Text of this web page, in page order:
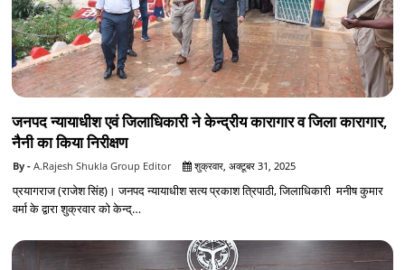
जनपद न्यायाधीश एवं जिलाधिकारी ने केन्द्रीय कारागार व जिला कारागार,
नैनी का किया निरीक्षण
A.Rajesh Shukla Group Editor शुक्रवार, अक्टूबर 31, 2025
प्रयागराज (राजेश सिंह)। जनपद न्यायाधीश सत्य प्रकाश त्रिपाठी, जिलाधिकारी मनीष कुमार
वर्मा के द्वारा शुक्रवार को केन्द्…